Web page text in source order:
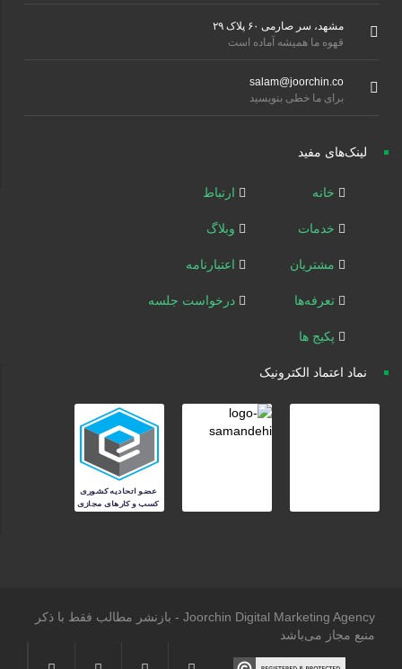
مشهد، سر صارمی ۶۰ پلاک ۲۹
قهوه ما همیشه آماده است
salam@joorchin.co
برای ما خطی بنویسید
لینک‌های مفید
خانه
خدمات
مشتریان
تعرفه‌ها
پکیج ها
ارتباط
وبلاگ
اعتبارنامه
درخواست جلسه
نماد اعتماد الکترونیک
Joorchin Digital Marketing Agency - بازنشر مطالب فقط با ذکر
منبع مجاز می‌باشد